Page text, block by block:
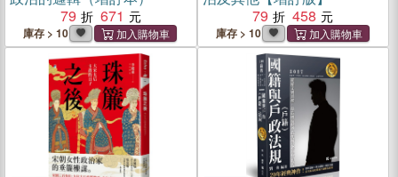
79
671
庫存 > 10
79
458
庫存 > 10